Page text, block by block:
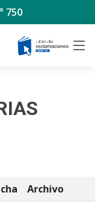
750
Archivo